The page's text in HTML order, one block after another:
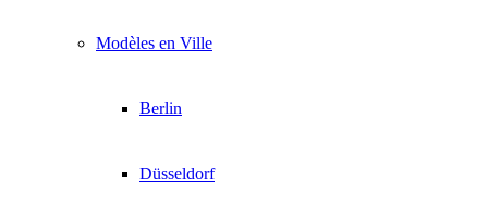
Modèles en Ville
Berlin
Düsseldorf